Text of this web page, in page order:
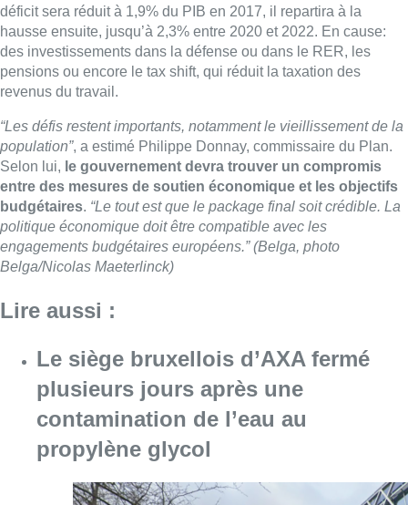
déficit sera réduit à 1,9% du PIB en 2017, il repartira à la
hausse ensuite, jusqu’à 2,3% entre 2020 et 2022. En cause:
des investissements dans la défense ou dans le RER, les
pensions ou encore le tax shift, qui réduit la taxation des
revenus du travail.
“Les défis restent importants, notamment le vieillissement de la
population”, a estimé Philippe Donnay, commissaire du Plan.
Selon lui, le gouvernement devra trouver un compromis
entre des mesures de soutien économique et les objectifs
budgétaires. “Le tout est que le package final soit crédible. La
politique économique doit être compatible avec les
engagements budgétaires européens.” (Belga, photo
Belga/Nicolas Maeterlinck)
Lire aussi :
Le siège bruxellois d’AXA fermé
plusieurs jours après une
contamination de l’eau au
propylène glycol